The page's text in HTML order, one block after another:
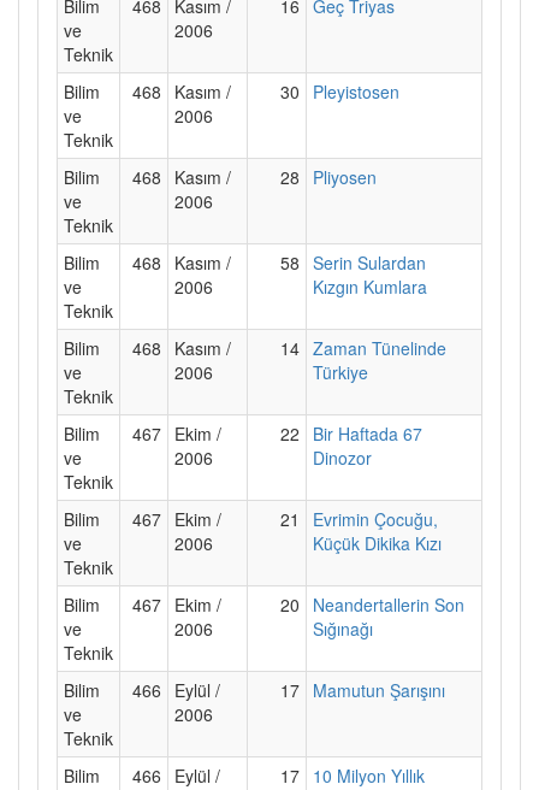
Bilim
ve
Teknik
468
Kasım /
2006
16 Geç Triyas
Bilim
ve
Teknik
468
Kasım /
2006
30 Pleyistosen
Bilim
ve
Teknik
468
Kasım /
2006
28 Pliyosen
Bilim
ve
Teknik
468
Kasım /
2006
58 Serin Sulardan
Kızgın Kumlara
Bilim
ve
Teknik
468
Kasım /
2006
14 Zaman Tünelinde
Türkiye
Bilim
ve
Teknik
467 Ekim /
2006
22
Bir Haftada 67
Dinozor
Bilim
ve
Teknik
467 Ekim /
2006
21
Evrimin Çocuğu,
Küçük Dikika Kızı
Bilim
ve
Teknik
467 Ekim /
2006
20
Neandertallerin Son
Sığınağı
Bilim
ve
Teknik
466
Eylül /
2006
17 Mamutun Şarışını
Bilim
466
Eylül /
17 10 Milyon Yıllık